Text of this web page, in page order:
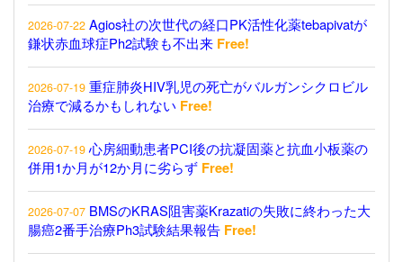
2026-07-22 Agios社の次世代の経口PK活性化薬tebapivatが
鎌状赤血球症Ph2試験も不出来 Free!
2026-07-19 重症肺炎HIV乳児の死亡がバルガンシクロビル
治療で減るかもしれない Free!
2026-07-19 心房細動患者PCI後の抗凝固薬と抗血小板薬の
併用1か月が12か月に劣らず Free!
2026-07-07 BMSのKRAS阻害薬Krazatiの失敗に終わった大
腸癌2番手治療Ph3試験結果報告 Free!